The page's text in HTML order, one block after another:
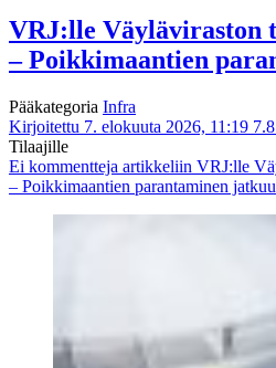
VRJ:lle Väyläviraston
– Poikkimaantien
Pääkategoria Infra
Kirjoitettu 7. elokuuta 2026, 11:19
Tilaajille
Ei kommentteja artikkeliin VRJ:lle
– Poikkimaantien parantaminen jatkuu